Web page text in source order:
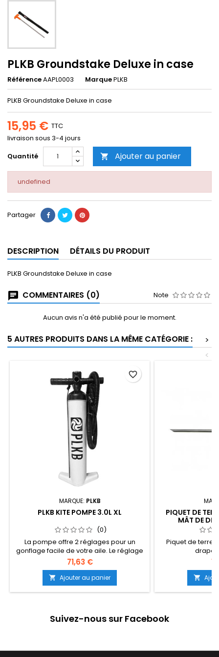
PLKB Groundstake Deluxe in case
RéférenceAAPL0003 MarquePLKB
PLKB Groundstake Deluxe in case
15,95 € TTC
livraison sous 3-4 jours
Quantité
 Ajouter au panier
undefined
Partager
DESCRIPTION DÉTAILS DU PRODUIT
PLKB Groundstake Deluxe in case
COMMENTAIRES (0) Note
Aucun avis n'a été publié pour le moment.
5 AUTRES PRODUITS DANS LA MÊME CATÉGORIE :
>
<
MARQUE: PLKB
PLKB KITE POMPE 3.0L XL
(0)
La pompe offre 2 réglages pour un
gonflage facile de votre aile. Le réglage
un est une double action (2 x 2300cc),
qui gonfle votre kite rapidement jusqu'à
8PSI. Pour aller plus loin, réduisez l'effort
nécessaire pour continuer à pomper à
une pression plus élevée, de cette façon
son...
71,63 €
 Ajouter au panier
favorite_border
PIQUET DE
MÂT DE
Piquet de terre

Suivez-nous sur Facebook